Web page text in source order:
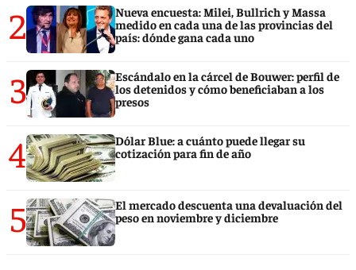
2
Nueva encuesta: Milei, Bullrich y Massa
medido en cada una de las provincias del
país: dónde gana cada uno
3
Escándalo en la cárcel de Bouwer: perfil de
los detenidos y cómo beneficiaban a los
presos
4
Dólar Blue: a cuánto puede llegar su
cotización para fin de año
5
El mercado descuenta una devaluación del
peso en noviembre y diciembre